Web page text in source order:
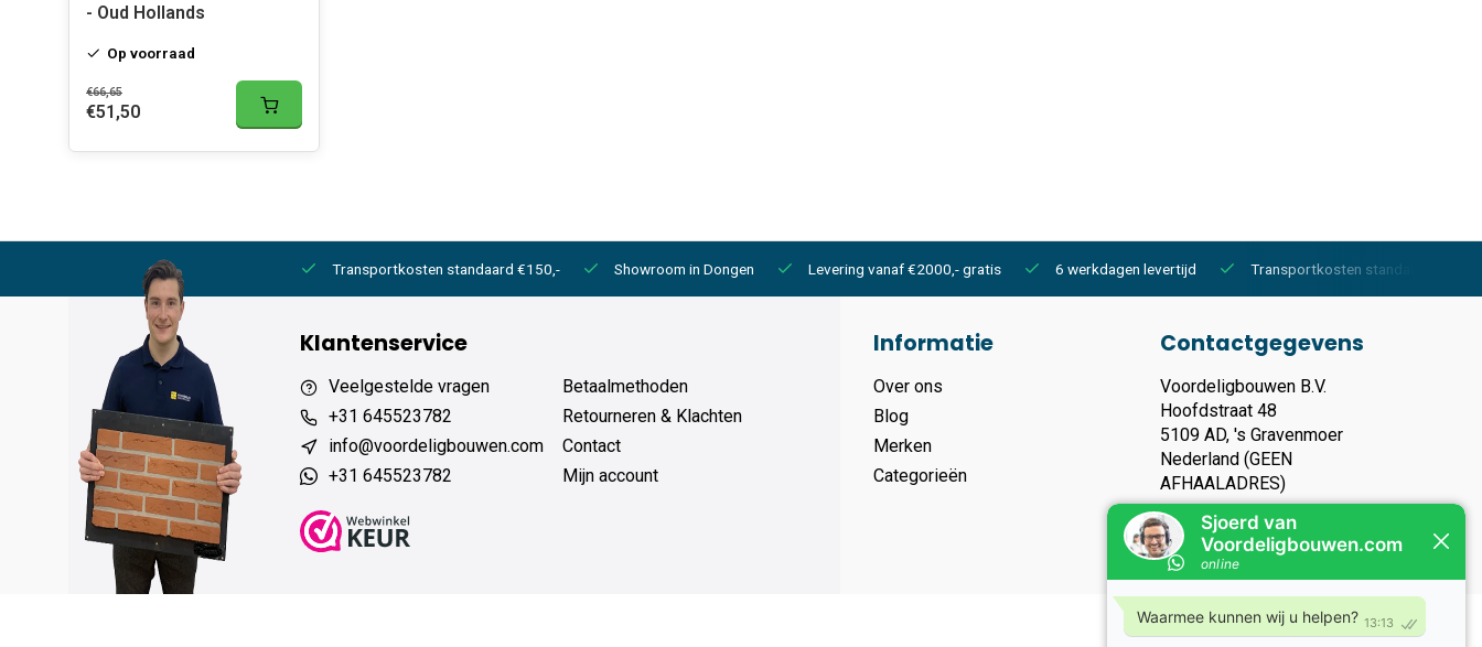
- Oud Hollands
Op voorraad
€66,65
€51,50
6 werkdagen levertijd Transportkosten standaard €150,- Showroom in Dongen Levering vanaf €2000,- gratis 6 werkdagen levertijd Transportkosten standaard €150,-
Klantenservice
Veelgestelde vragen
+31 645523782
info@voordeligbouwen.com
+31 645523782
Betaalmethoden
Retourneren & Klachten
Contact
Mijn account
Informatie
Over ons
Blog
Merken
Categorieën
Contactgegevens
Voordeligbouwen B.V.
Hoofdstraat 48
5109 AD, 's Gravenmoer
Nederland (GEEN
AFHAALADRES)
KVK nummer: 93119135
Btw nummer: NL866283006B01